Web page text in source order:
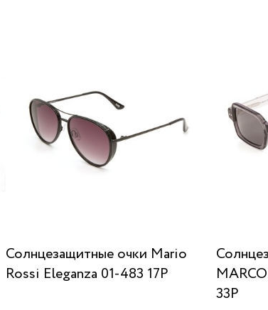
Солнцезащитные очки Mario
Rossi Eleganza 01-483 17P
33P